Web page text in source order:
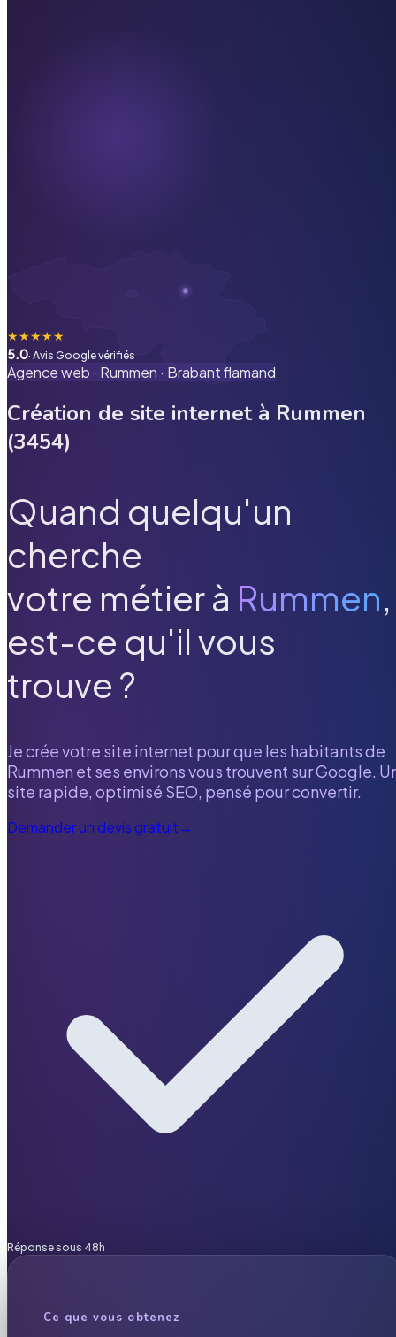
★★★★★
5.0· Avis Google vérifiés
Agence web · Rummen · Brabant flamand
Création de site internet à Rummen
(3454)
Quand quelqu'un
cherche
votre métier à Rummen,
est-ce qu'il vous
trouve ?
Je crée votre site internet pour que les habitants de
Rummen et ses environs vous trouvent sur Google.
site rapide, optimisé SEO, pensé pour convertir.
Demander un devis gratuit→
Réponse sous 48h
Ce que vous obtenez